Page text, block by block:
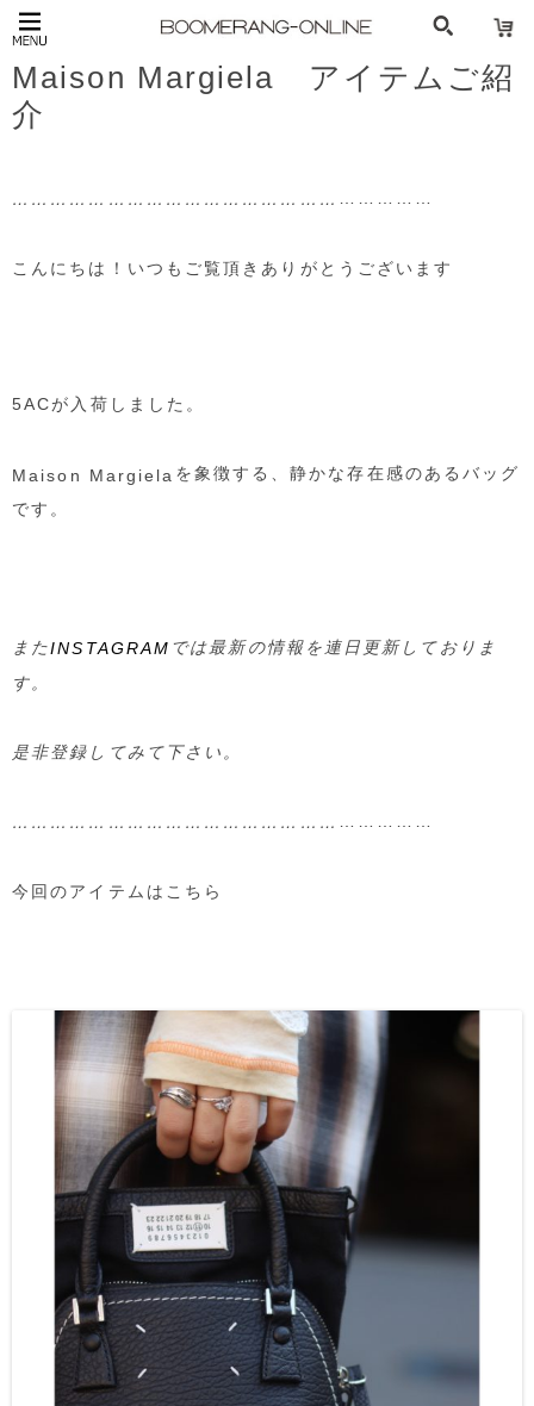
Maison Margiela アイテムご紹
介
……………………………………………
こんにちは！いつもご覧頂きありがとうございます
5ACが入荷しました。
Maison Margiela を象徴する、静かな存在感のあるバッグ
です。
またINSTAGRAM では最新の情報を連日更新しておりま
す。
是非登録してみて下さい。
……………………………………………
今回のアイテムはこちら